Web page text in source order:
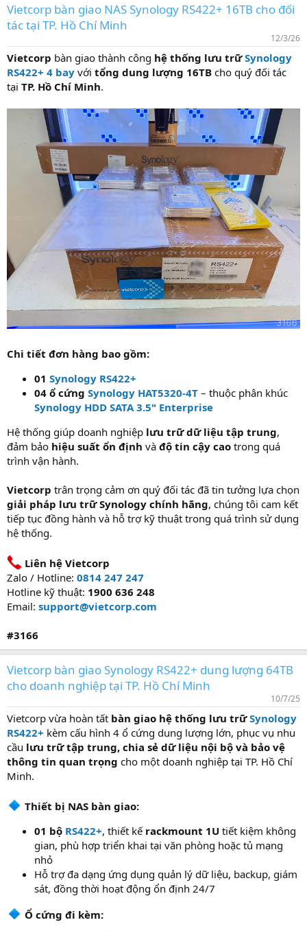
Vietcorp bàn giao NAS Synology RS422+ 16TB cho đối
tác tại TP. Hồ Chí Minh
12/3/26
Vietcorp bàn giao thành công hệ thống lưu trữSynology
RS422+ 4 bay với tổng dung lượng 16TB cho quý đối tác
tại TP. Hồ Chí Minh.
Chi tiết đơn hàng bao gồm:
01 Synology RS422+
04 ổ cứng Synology HAT5320-4T – thuộc phân khúc
Synology HDD SATA 3.5" Enterprise
Hệ thống giúp doanh nghiệp lưu trữ dữ liệu tập trung,
đảm bảo hiệu suất ổn định và độ tin cậy cao trong quá
trình vận hành.
Vietcorp trân trọng cảm ơn quý đối tác đã tin tưởng lựa chọn
giải pháp lưu trữ Synology chính hãng, chúng tôi cam kết
tiếp tục đồng hành và hỗ trợ kỹ thuật trong quá trình sử dụng
hệ thống.
Liên hệ Vietcorp
Zalo / Hotline: 0814 247 247
Hotline kỹ thuật: 1900 636 248
Email: support@vietcorp.com
#3166
Vietcorp bàn giao Synology RS422+ dung lượng 64TB
cho doanh nghiệp tại TP. Hồ Chí Minh
10/7/25
Vietcorp vừa hoàn tất bàn giao hệ thống lưu trữSynology
RS422+ kèm cấu hình 4 ổ cứng dung lượng lớn, phục vụ nhu
cầu lưu trữ tập trung, chia sẻ dữ liệu nội bộ và bảo vệ
thông tin quan trọng cho một doanh nghiệp tại TP. Hồ Chí
Minh.
Thiết bị NAS bàn giao:
01 bộ RS422+, thiết kế rackmount 1U tiết kiệm không
gian, phù hợp triển khai tại văn phòng hoặc tủ mạng
nhỏ
Hỗ trợ đa dạng ứng dụng quản lý dữ liệu, backup, giám
sát, đồng thời hoạt động ổn định 24/7
Ổ cứng đi kèm: